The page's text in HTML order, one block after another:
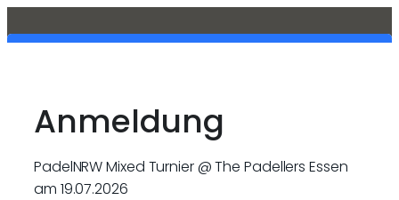
Anmeldung
PadelNRW Mixed Turnier @ The Padellers Essen
am 19.07.2026